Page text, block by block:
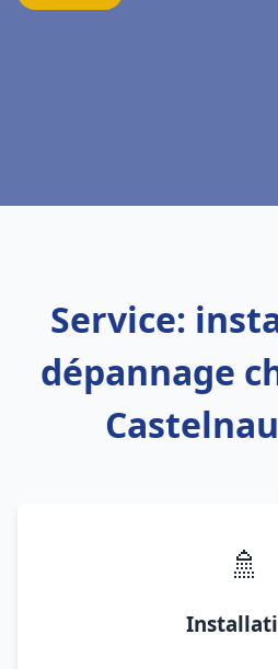
Service:
dépannage
🚿